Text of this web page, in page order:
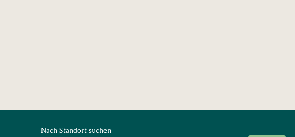
Nach Standort suchen